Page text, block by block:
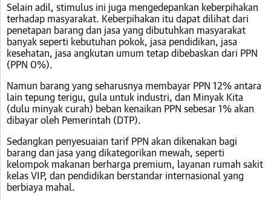
Selain adil, stimulus ini juga mengedepankan keberpihakan
terhadap masyarakat. Keberpihakan itu dapat dilihat dari
penetapan barang dan jasa yang dibutuhkan masyarakat
banyak seperti kebutuhan pokok, jasa pendidikan, jasa
kesehatan, jasa angkutan umum tetap dibebaskan dari PPN
(PPN 0%).
Namun barang yang seharusnya membayar PPN 12% antara
lain tepung terigu, gula untuk industri, dan Minyak Kita
(dulu minyak curah) beban kenaikan PPN sebesar 1% akan
dibayar oleh Pemerintah (DTP).
Sedangkan penyesuaian tarif PPN akan dikenakan bagi
barang dan jasa yang dikategorikan mewah, seperti
kelompok makanan berharga premium, layanan rumah sakit
kelas VIP, dan pendidikan berstandar internasional yang
berbiaya mahal.